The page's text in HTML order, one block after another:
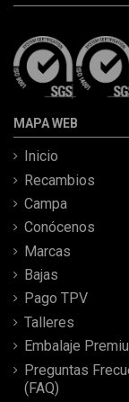
MAPA WEB
Inicio
Recambios
Campa
Conócenos
Marcas
Bajas
Pago TPV
Talleres
Embalaje
Preguntas
(FAQ)